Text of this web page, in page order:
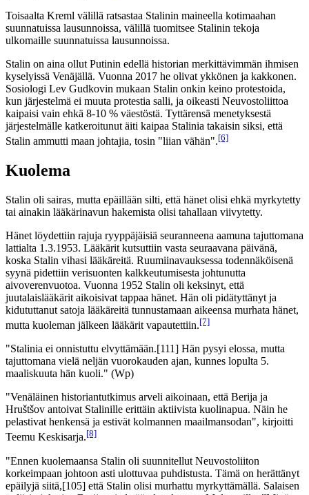
Toisaalta Kreml välillä ratsastaa Stalinin maineella kotimaahan
suunnatuissa lausunnoissa, välillä tuomitsee Stalinin tekoja
ulkomaille suunnatuissa lausunnoissa.
Stalin on aina ollut Putinin edellä historian merkittävimmän ihmisen
kyselyissä Venäjällä. Vuonna 2017 he olivat ykkönen ja kakkonen.
Sosiologi Lev Gudkovin mukaan Stalin onkin keino protestoida,
kun järjestelmä ei muuta protestia salli, ja oikeasti Neuvostoliittoa
kaipaisi vain ehkä 8-10 % väestöstä. Tyttärensä menetyksestä
järjestelmälle katkeroitunut äiti kaipaa Stalinia takaisin siksi, että
Stalin ammutti maan johtajia, tosin "liian vähän".[6]
Kuolema
Stalin oli sairas, mutta epäillään silti, että hänet olisi ehkä myrkytetty
tai ainakin lääkärinavun hakemista olisi tahallaan viivytetty.
Hänet löydettiin rajuja ryyppäjäisiä seuranneena aamuna tajuttomana
lattialta 1.3.1953. Lääkärit kutsuttiin vasta seuraavana päivänä,
koska Stalin vihasi lääkäreitä. Ruumiinavauksessa todennäköisenä
syynä pidettiin verisuonten kalkkeutumisesta johtunutta
aivoverenvuotoa. Vuonna 1952 Stalin oli keksinyt, että
juutalaislääkärit aikoisivat tappaa hänet. Hän oli pidätyttänyt ja
kidututtanut satoja lääkäreitä tunnustamaan aikeensa murhata hänet,
mutta kuoleman jälkeen lääkärit vapautettiin.[7]
"Stalinia ei onnistuttu elvyttämään.[111] Hän pysyi elossa, mutta
tajuttomana vielä neljän vuorokauden ajan, kunnes lopulta 5.
maaliskuuta hän kuoli." (Wp)
"Venäläinen historiantutkimus arveli aikoinaan, että Berija ja
Hruštšov antoivat Stalinille erittäin aktiivista kuolinapua. Näin he
pelastivat henkensä ja estivät kolmannen maailmansodan", kirjoitti
Teemu Keskisarja.[8]
"Ennen kuolemaansa Stalin oli suunnitellut Neuvostoliiton
korkeimpaan johtoon asti ulottuvaa puhdistusta. Tämä on herättänyt
epäilyjä siitä,[105] että Stalin olisi murhattu myrkyttämällä. Salaisen